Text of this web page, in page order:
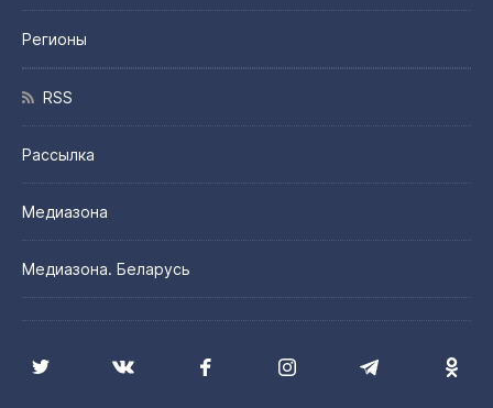
Регионы
RSS
Рассылка
Медиазона
Медиазона. Беларусь